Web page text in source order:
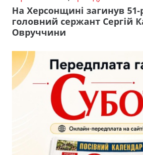
На Херсонщині загинув 51-
головний сержант Сергій
Овруччини